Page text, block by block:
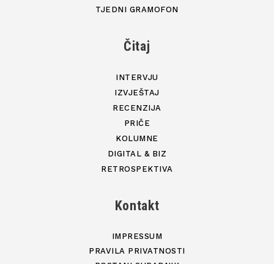
TJEDNI GRAMOFON
Čitaj
INTERVJU
IZVJEŠTAJ
RECENZIJA
PRIČE
KOLUMNE
DIGITAL & BIZ
RETROSPEKTIVA
Kontakt
IMPRESSUM
PRAVILA PRIVATNOSTI